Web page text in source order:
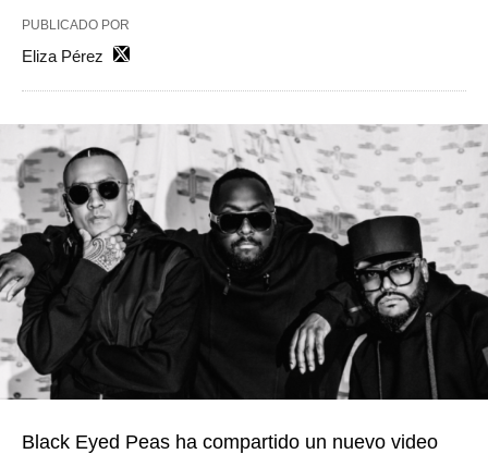
PUBLICADO POR
Eliza Pérez
Black Eyed Peas ha compartido un nuevo video